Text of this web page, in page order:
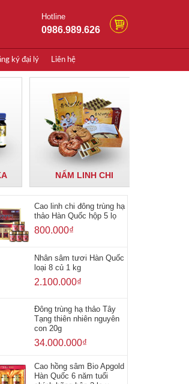
Hotline
0986.989.626
ký đại lý Liên hệ
NẤM LINH CHI
Cao linh chi đông trùng hạ
thảo Hàn Quốc hộp 5 lọ
800.000₫
Nhân sâm tươi Hàn Quốc
loại 8 củ 1 kg
2.100.000₫
Đông trùng hạ thảo Tây
Tạng thiên nhiên nguyên
con 20g
34.000.000₫
Cao hồng sâm Bio Apgold
Hàn Quốc 6 năm tuổi